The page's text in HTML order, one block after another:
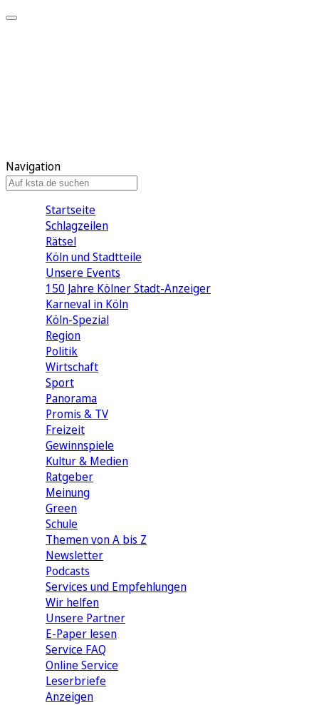
Navigation
Startseite
Schlagzeilen
Rätsel
Köln und Stadtteile
Unsere Events
150 Jahre Kölner Stadt-Anzeiger
Karneval in Köln
Köln-Spezial
Region
Politik
Wirtschaft
Sport
Panorama
Promis & TV
Freizeit
Gewinnspiele
Kultur & Medien
Ratgeber
Meinung
Green
Schule
Themen von A bis Z
Newsletter
Podcasts
Services und Empfehlungen
Wir helfen
Unsere Partner
E-Paper lesen
Service FAQ
Online Service
Leserbriefe
Anzeigen